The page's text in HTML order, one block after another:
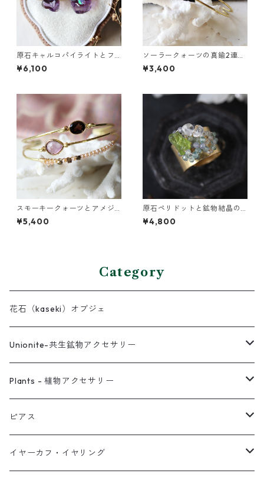
原石キャルコパイライトとフ
ローライトのプチピアス
¥6,100
ソーラークォーツの真鍮2連バ
ングル
¥3,400
スモーキークォーツとアメジ
ストの真鍮3連バングル
¥5,400
原石ペリドットと鉱物結晶の
真鍮幅広イヤーカフ
¥4,800
Category
花石（kaseki）オブジェ
Unionite-共生鉱物アクセサリー
ピアス
ネックレス
イヤーカフ
Plants - 植物アクセサリー
ピアス
ネックレス
ピアス
スタッド・一粒
イヤーカフ・イヤリング